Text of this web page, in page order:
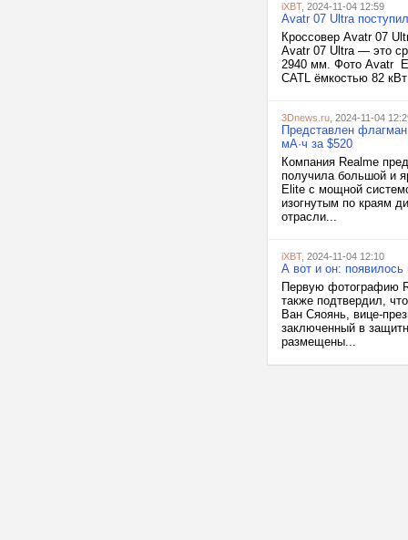
iXBT, 2024-11-04 12:59
Avatr 07 Ultra
Кроссовер Avatr 07
Avatr 07 Ultra — это
2940 мм. Фото Avatr
CATL ёмкостью 82
3Dnews.ru , 2024-11-04
Представлен
мА·ч за $520
Компания Realme
получила большой и
Elite с мощной
изогнутым по краям
отрасли...
iXBT, 2024-11-04 12:10
А вот и он:
Первую фотографию
также подтвердил,
Ван Сяоянь, вице-
заключенный в
размещены...